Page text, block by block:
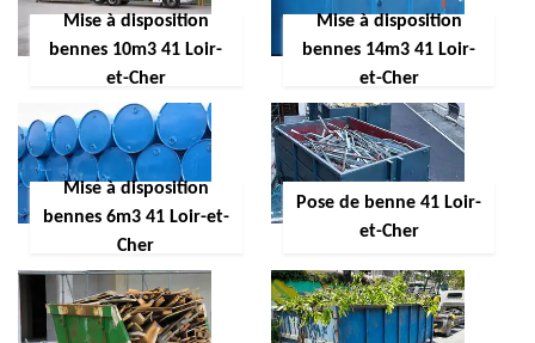
Mise à disposition
bennes 10m3 41 Loir-
et-Cher
Mise à disposition
bennes 14m3 41 Loir-
et-Cher
Mise à disposition
bennes 6m3 41 Loir-et-
Cher
Pose de benne 41 Loir-
et-Cher